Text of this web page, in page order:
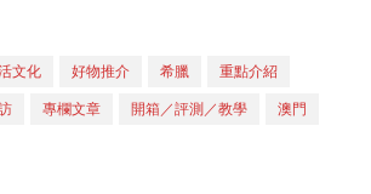
文化 好物推介 希臘
重點介紹
專欄文章 開箱／評測／教學
澳門